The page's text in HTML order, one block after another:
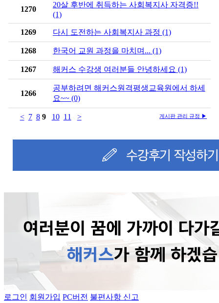
1270
20살 후반에 취득하는 사회복지사 자격증!!
(1)
1269 다시 도전하는 사회복지사 과정 (1)
1268 한국어 교원 과정을 마치며... (1)
1267 해커스 수강생 여러분들 안녕하세요 (1)
1266
공부하려면 해커스원격평생교육원에서 하세
요~~ (0)
< 7 89 10 11 > 게시판 관리 규정 ▶
로그인 회원가입 PC버전 불편사항 신고